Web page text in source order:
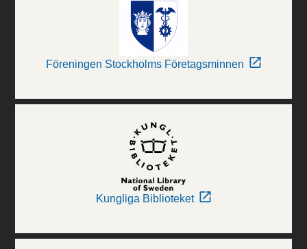
Föreningen Stockholms Företagsminnen
Kungliga Biblioteket